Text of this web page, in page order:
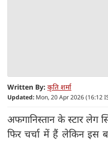
Written By: कृति शर्मा
Updated: Mon, 20 Apr 2026 (16:12
अफगानिस्तान के स्टार लेग
फिर चर्चा में हैं लेकिन इस